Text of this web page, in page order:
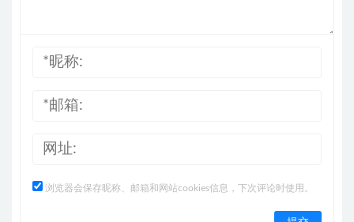
浏览器会保存昵称、邮箱和网站cookies信息，下次评论时使用。